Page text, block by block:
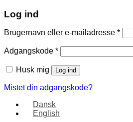
Log ind
Brugernavn eller e-mailadresse *
Adgangskode *
Husk mig Log ind
Mistet din adgangskode?
Dansk
English